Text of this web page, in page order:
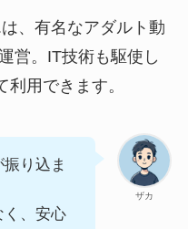
、有名なアダルト動
営。IT技術も駆使し
用できます。
ザカ
振り込ま
く、安心